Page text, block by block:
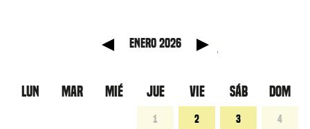
enero 2026
LUN MAR MIÉ JUE VIE SÁB DOM
1 2 3 4